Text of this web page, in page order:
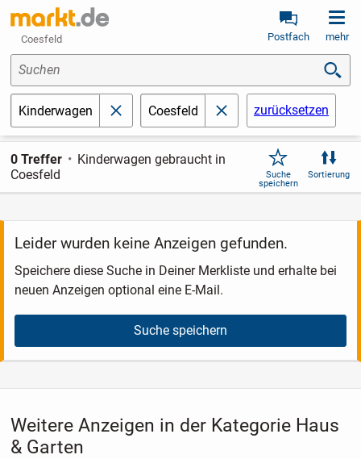
Coesfeld Postfach mehr
Suchen
Kinderwagen schließenCoesfeld schließenzurücksetzen
0 Treffer
Kinderwagen gebraucht in
Coesfeld
Suche
speichern
Sortierung
Leider wurden keine Anzeigen gefunden.
Speichere diese Suche in Deiner Merkliste und erhalte bei
neuen Anzeigen optional eine E-Mail.
Suche speichern
Weitere Anzeigen in der Kategorie Haus
& Garten